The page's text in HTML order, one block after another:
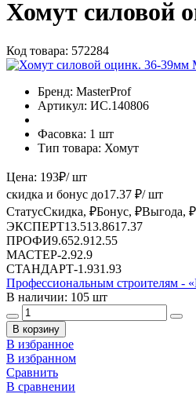
Хомут силовой
Код товара: 572284
Бренд: MasterProf
Артикул: ИС.140806
Фасовка: 1 шт
Тип товара: Хомут
Цена: 193₽/ шт
скидка и бонус до17.37 ₽/ шт
СтатусСкидка, ₽Бонус, ₽Выгода, ₽
ЭКСПЕРТ13.513.8617.37
ПРОФИ9.652.912.55
МАСТЕР-2.92.9
СТАНДАРТ-1.931.93
Профессиональным строителям -
В наличии: 105 шт
В корзину
В избранное
В избранном
Сравнить
В сравнении